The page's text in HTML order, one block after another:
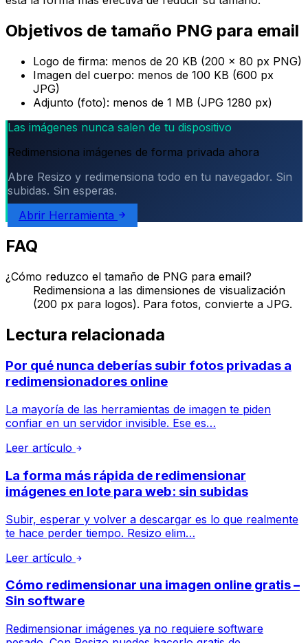
Objetivos de tamaño PNG para email
Logo de firma: menos de 20 KB (200 × 80 px PNG)
Imagen del cuerpo: menos de 100 KB (600 px
JPG)
Adjunto (foto): menos de 1 MB (JPG 1280 px)
Las imágenes nunca salen de tu dispositivo
Redimensiona imágenes de forma privada ahora
Abre Resizo y redimensiona todo en tu navegador. Sin
subidas. Sin esperas.
Abrir Herramienta
FAQ
¿Cómo reduzco el tamaño de PNG para email?
Redimensiona a las dimensiones de visualización
(200 px para logos). Para fotos, convierte a JPG.
Lectura relacionada
Por qué nunca deberías subir fotos privadas a
redimensionadores online
La mayoría de las herramientas de imagen te piden
confiar en un servidor invisible. Ese es…
Leer artículo
La forma más rápida de redimensionar
imágenes en lote para web: sin subidas
Subir, esperar y volver a descargar es lo que realmente
te hace perder tiempo. Resizo elim…
Leer artículo
Cómo redimensionar una imagen online gratis –
Sin software
Redimensionar imágenes ya no requiere software